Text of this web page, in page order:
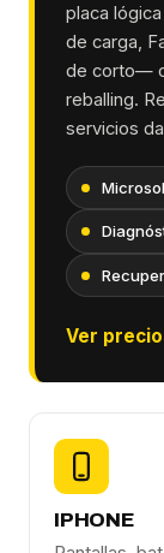
placa
de carga,
de corto—
reballing.
servicios
Ver
IPHONE